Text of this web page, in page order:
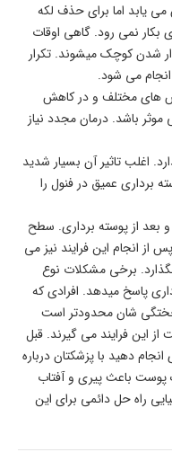
یابد اما برای حذف لکه
نمی رود. گاهی اوقات
شدن کوچک میشوند. تکرار
می شود.
های مختلف و در کاهش
باشد. درمان مجدد نیاز
اغلب تاثیر آن بسیار شدید
برداری عمیق در فنول را
بعد از پوسته برداری. سطح
انجام این فرایند نیز می
بگذارد. برخی مشکلات نوع
پاسخ میدهد. افرادی که
شان محدودتر است
این فرایند می گیرند. قبل
دهید با پزشکتان درباره
پوست باعث پیری و آفتاب
راه حل دائمی برای این